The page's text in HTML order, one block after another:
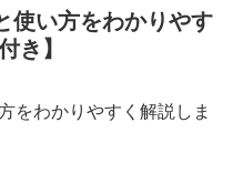
使い方をわかりやす
き】
をわかりやすく解説しま